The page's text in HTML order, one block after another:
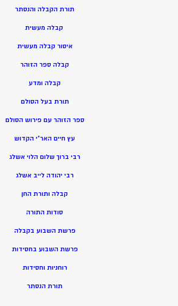
תורת הקבלה והנסתר
קבלה מעשית
איסור קבלה מעשית
קבלה ספר הזוהר
קבלה ומדע
תורת בעל הסולם
ספר הזוהר עם פירוש הסולם
עץ חיים האר”י הקדוש
רבי ברוך שלום הלוי אשלג
רבי יהודה לייב אשלג
קבלה ותורת החן
סודות התורה
פרשת השבוע בקבלה
פרשת השבוע בחסידות
רוחניות וחסידות
תורת הנסתר